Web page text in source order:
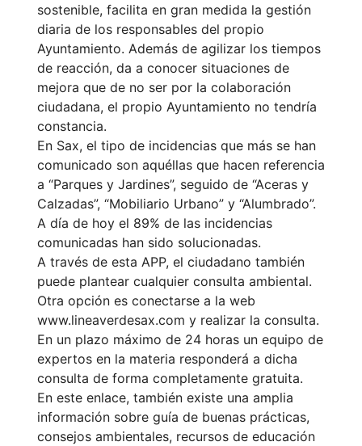
sostenible, facilita en gran medida la gestión
diaria de los responsables del propio
Ayuntamiento. Además de agilizar los tiempos
de reacción, da a conocer situaciones de
mejora que de no ser por la colaboración
ciudadana, el propio Ayuntamiento no tendría
constancia.
En Sax, el tipo de incidencias que más se han
comunicado son aquéllas que hacen referencia
a “Parques y Jardines”, seguido de “Aceras y
Calzadas”, “Mobiliario Urbano” y “Alumbrado”.
A día de hoy el 89% de las incidencias
comunicadas han sido solucionadas.
A través de esta APP, el ciudadano también
puede plantear cualquier consulta ambiental.
Otra opción es conectarse a la web
www.lineaverdesax.com y realizar la consulta.
En un plazo máximo de 24 horas un equipo de
expertos en la materia responderá a dicha
consulta de forma completamente gratuita.
En este enlace, también existe una amplia
información sobre guía de buenas prácticas,
consejos ambientales, recursos de educación